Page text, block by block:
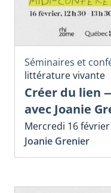
Séminaires et
littérature vivante
Créer du lien
avec Joanie
Mercredi 16
Joanie Grenier